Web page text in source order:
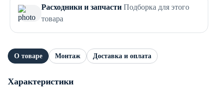
Расходники и запчасти Подборка для этого
товара
О товаре Монтаж Доставка и оплата
Характеристики